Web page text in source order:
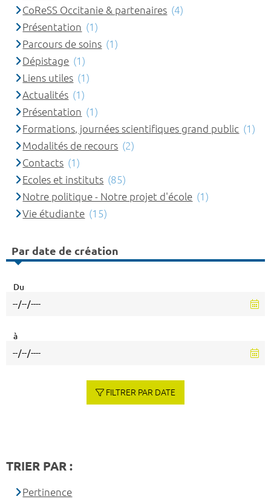
CoReSS Occitanie & partenaires (4)
Présentation (1)
Parcours de soins (1)
Dépistage (1)
Liens utiles (1)
Actualités (1)
Présentation (1)
Formations, journées scientifiques grand public (1)
Modalités de recours (2)
Contacts (1)
Ecoles et instituts (85)
Notre politique - Notre projet d'école (1)
Vie étudiante (15)
Par date de création
Du
à
FILTRER PAR DATE
TRIER PAR :
Pertinence